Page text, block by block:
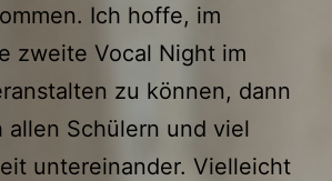
Ich hoffe, im
zweite Vocal Night im
zu können, dann
Schülern und viel
untereinander. Vielleicht